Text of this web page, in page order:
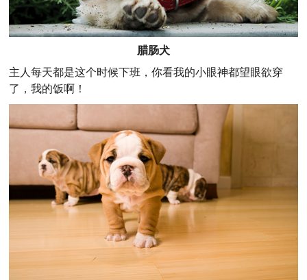
腊肠犬
主人每天都是这个时候下班，你看我的小眼神都望眼欲穿
了，我的饭啊！